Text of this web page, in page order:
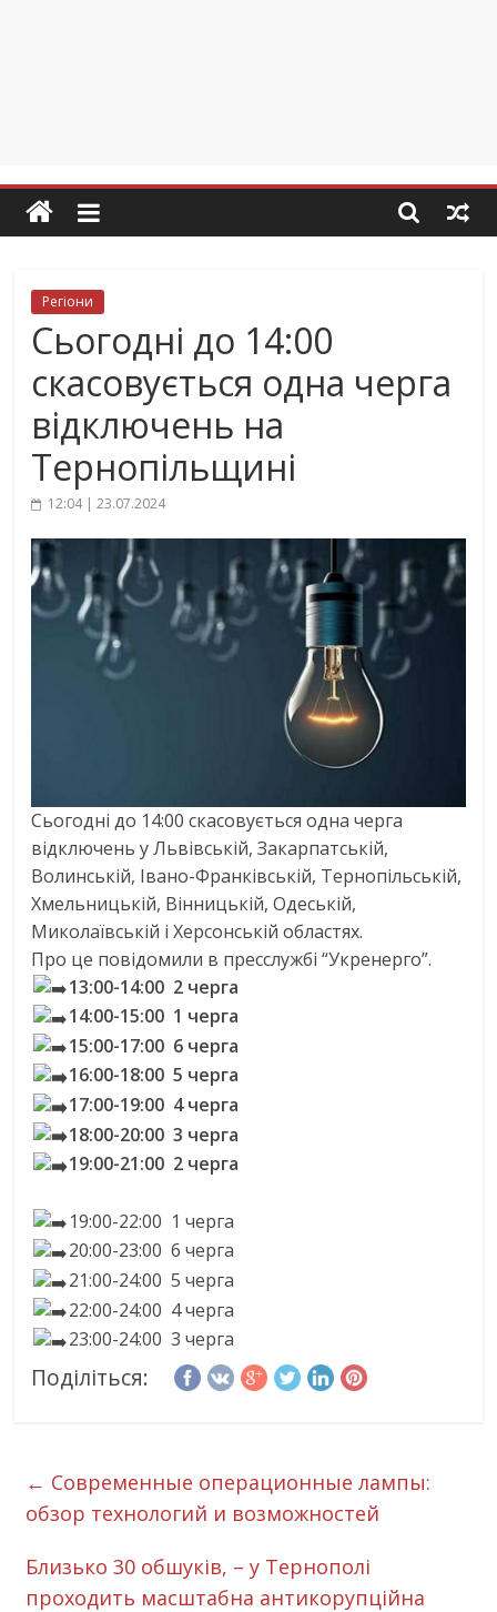
Регіони
Сьогодні до 14:00
скасовується одна черга
відключень на
Тернопільщині
12:04 | 23.07.2024
Сьогодні до 14:00 скасовується одна черга
відключень у Львівській, Закарпатській,
Волинській, Івано-Франківській, Тернопільській,
Хмельницькій, Вінницькій, Одеській,
Миколаївській і Херсонській областях.
Про це повідомили в пресслужбі “Укренерго”.
13:00-14:00 2 черга
14:00-15:00 1 черга
15:00-17:00 6 черга
16:00-18:00 5 черга
17:00-19:00 4 черга
18:00-20:00 3 черга
19:00-21:00 2 черга
19:00-22:00 1 черга
20:00-23:00 6 черга
21:00-24:00 5 черга
22:00-24:00 4 черга
23:00-24:00 3 черга
Поділіться:
← Современные операционные лампы:
обзор технологий и возможностей
Близько 30 обшуків, – у Тернополі
проходить масштабна антикорупційна